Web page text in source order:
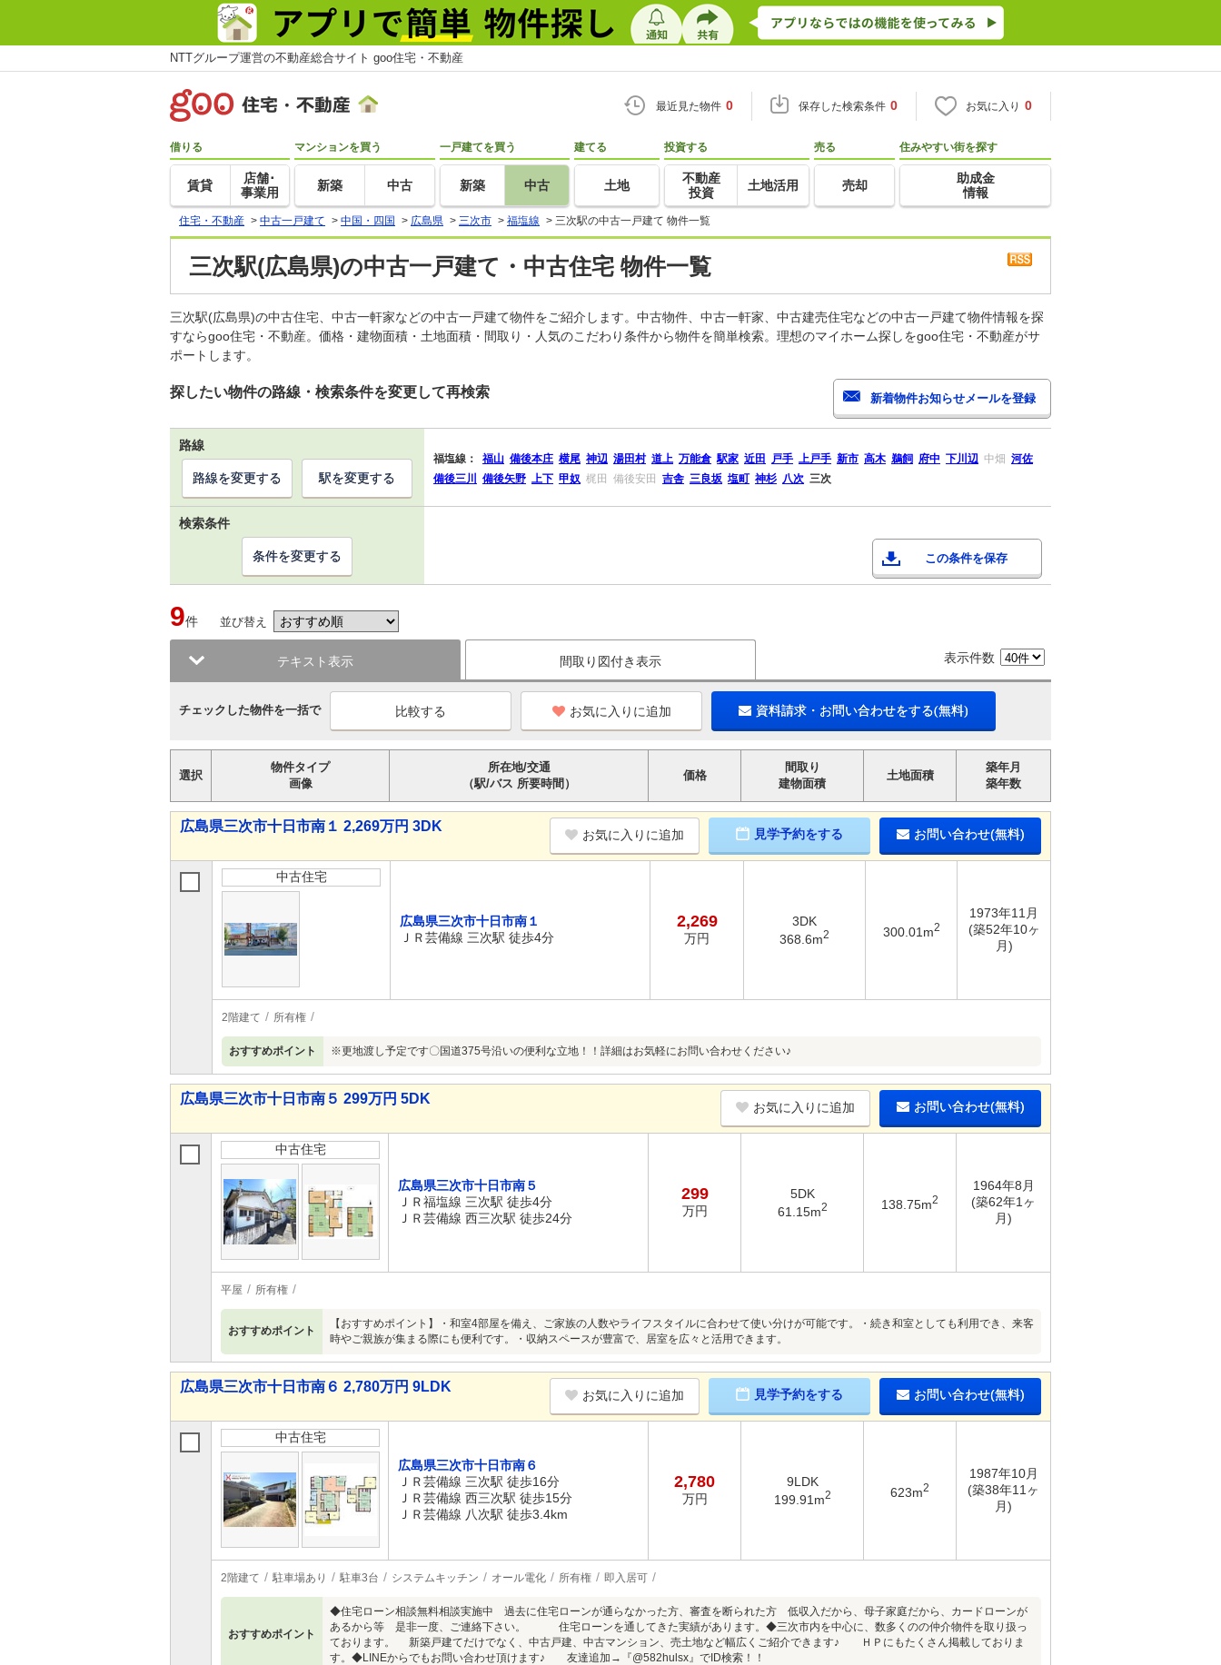
NTTグループ運営の不動産総合サイト goo住宅・不動産
最近見た物件 0 保存した検索条件 0 お気に入り 0
借りる
賃貸
店舗･
事業用
マンションを買う
新築 中古
一戸建てを買う
新築 中古
建てる
土地
投資する
不動産
投資
土地活用
売る
売却
住みやすい街を探す
助成金
情報
住宅・不動産 > 中古一戸建て > 中国・四国 > 広島県 > 三次市 > 福塩線 > 三次駅の中古一戸建て 物件一覧
三次駅(広島県)の中古一戸建て・中古住宅 物件一覧
三次駅(広島県)の中古住宅、中古一軒家などの中古一戸建て物件をご紹介します。中古物件、中古一軒家、中古建売住宅などの中古一戸建て物件情報を探
すならgoo住宅・不動産。価格・建物面積・土地面積・間取り・人気のこだわり条件から物件を簡単検索。理想のマイホーム探しをgoo住宅・不動産がサ
ポートします。
探したい物件の路線・検索条件を変更して再検索
路線
福塩線： 福山 備後本庄 横尾 神辺 湯田村 道上 万能倉 駅家 近田 戸手 上戸手 新市 高木 鵜飼 府中 下川辺 中畑 河佐
備後三川
備後矢野 上下 甲奴 梶田 備後安田 吉舎 三良坂 塩町 神杉 八次 三次
路線を変更する 駅を変更する
検索条件
この条件を保存
条件を変更する
9件 並び替え
テキスト表示 間取り図付き表示 表示件数
チェックした物件を一括で お気に入りに追加 資料請求・お問い合わせをする(無料)
選択
物件タイプ
画像
所在地/交通
（駅/バス 所要時間）
価格
間取り
建物面積
土地面積
築年月
築年数
広島県三次市十日市南１ 2,269万円 3DK
お気に入りに追加 見学予約をする お問い合わせ(無料)
中古住宅
広島県三次市十日市南１
ＪＲ芸備線 三次駅 徒歩4分
2,269
万円
3DK
368.6m2 300.01m2
1973年11月
(築52年10ヶ
月)
2階建て 所有権
おすすめポイント ※更地渡し予定です〇国道375号沿いの便利な立地！！詳細はお気軽にお問い合わせください♪
広島県三次市十日市南５ 299万円 5DK
お気に入りに追加 お問い合わせ(無料)
中古住宅
広島県三次市十日市南５
ＪＲ福塩線 三次駅 徒歩4分
ＪＲ芸備線 西三次駅 徒歩24分
299
万円
5DK
61.15m2 138.75m2
1964年8月
(築62年1ヶ
月)
平屋 所有権
おすすめポイント
【おすすめポイント】・和室4部屋を備え、ご家族の人数やライフスタイルに合わせて使い分けが可能です。・続き和室としても利用でき、来客
時やご親族が集まる際にも便利です。・収納スペースが豊富で、居室を広々と活用できます。
広島県三次市十日市南６ 2,780万円 9LDK
お気に入りに追加 見学予約をする お問い合わせ(無料)
中古住宅
広島県三次市十日市南６
ＪＲ芸備線 三次駅 徒歩16分
ＪＲ芸備線 西三次駅 徒歩15分
ＪＲ芸備線 八次駅 徒歩3.4km
2,780
万円
9LDK
199.91m2 623m2
1987年10月
(築38年11ヶ
月)
2階建て 駐車場あり 駐車3台 システムキッチン オール電化 所有権 即入居可
おすすめポイント
◆住宅ローン相談無料相談実施中 過去に住宅ローンが通らなかった方、審査を断られた方 低収入だから、母子家庭だから、カードローンが
あるから等 是非一度、ご連絡下さい。 住宅ローンを通してきた実績があります。◆三次市内を中心に、数多くのの仲介物件を取り扱っ
ております。 新築戸建てだけでなく、中古戸建、中古マンション、売土地など幅広くご紹介できます♪ ＨＰにもたくさん掲載しておりま
す。◆LINEからでもお問い合わせ頂けます♪ 友達追加→『@582hulsx』でID検索！！